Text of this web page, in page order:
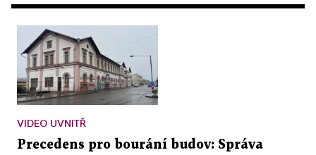
VIDEO UVNITŘ
Precedens pro bourání budov: Správa